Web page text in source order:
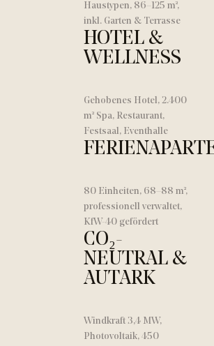
Haustypen, 86–125 m²,
inkl. Garten & Terrasse
HOTEL &
WELLNESS
Gehobenes Hotel, 2.400
m² Spa, Restaurant,
Festsaal, Eventhalle
80 Einheiten, 68–88 m²,
professionell verwaltet,
KfW-40 gefördert
CO₂-
NEUTRAL &
AUTARK
Windkraft 3,4 MW,
Photovoltaik, 450